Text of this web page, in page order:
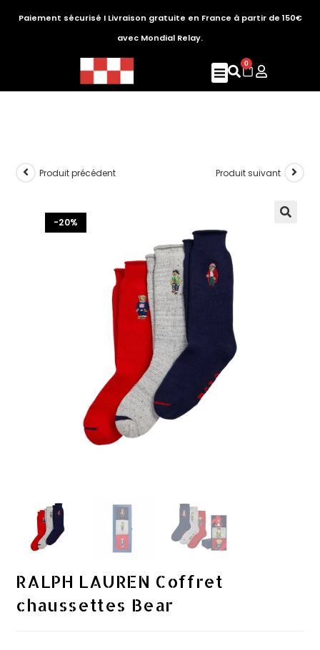
Paiement sécurisé I Livraison gratuite en France à partir de 150€
avec Mondial Relay.
0
-20%
Produit précédent Produit suivant
RALPH LAUREN Coffret
chaussettes Bear